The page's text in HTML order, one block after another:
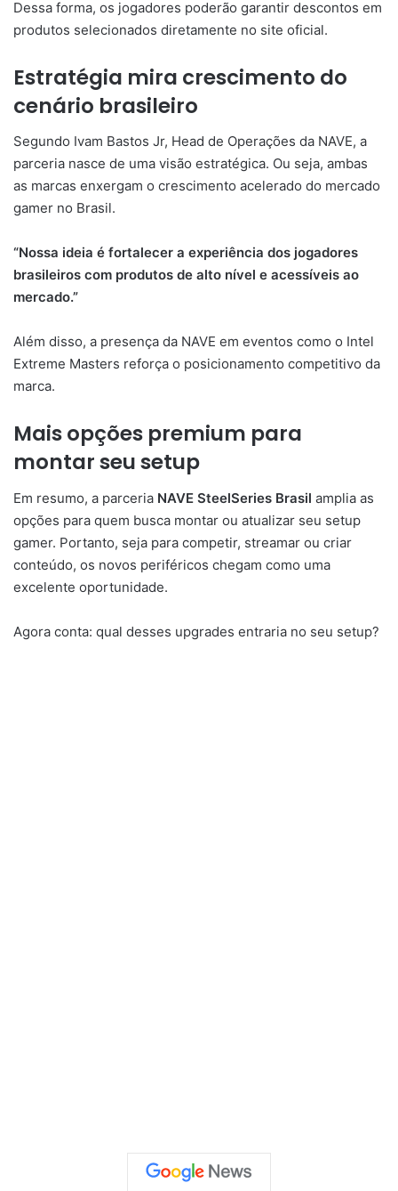
Dessa forma, os jogadores poderão garantir descontos em
produtos selecionados diretamente no site oficial.
Estratégia mira crescimento do
cenário brasileiro
Segundo Ivam Bastos Jr, Head de Operações da NAVE, a
parceria nasce de uma visão estratégica. Ou seja, ambas
as marcas enxergam o crescimento acelerado do mercado
gamer no Brasil.
“Nossa ideia é fortalecer a experiência dos jogadores
brasileiros com produtos de alto nível e acessíveis ao
mercado.”
Além disso, a presença da NAVE em eventos como o Intel
Extreme Masters reforça o posicionamento competitivo da
marca.
Mais opções premium para
montar seu setup
Em resumo, a parceria NAVE SteelSeries Brasil amplia as
opções para quem busca montar ou atualizar seu setup
gamer. Portanto, seja para competir, streamar ou criar
conteúdo, os novos periféricos chegam como uma
excelente oportunidade.
Agora conta: qual desses upgrades entraria no seu setup?